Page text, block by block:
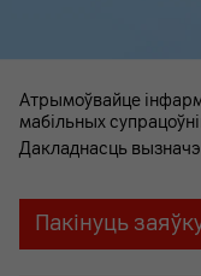
Атрымоўвайце
мабільных
Дакладнасць
Пакінуць